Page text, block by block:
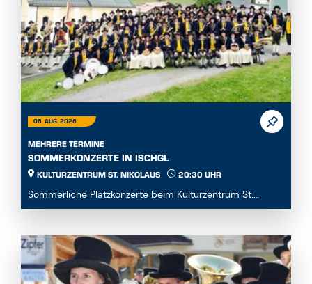
06. AUG. 2026
MEHRERE TERMINE
KULTURZENTRUM ST. NIKOLAUS
Sommerliche Platzkonzerte beim Kulturzentrum St.